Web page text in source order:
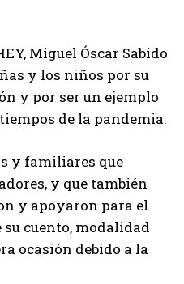
Miguel Óscar Sabido
y los niños por su
y por ser un ejemplo
de la pandemia.
y familiares que
y que también
y apoyaron para el
cuento, modalidad
ocasión debido a la